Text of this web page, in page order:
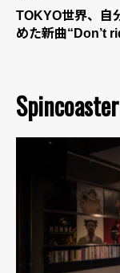
TOKYO世界、自
めた新曲“Don’t